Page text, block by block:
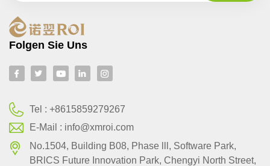
Folgen Sie Uns
Tel :+8615859279267
E-Mail : info@xmroi.com
No.1504, Building B08, Phase lll, Software Park,
BRlCS Future Innovation Park, Chengyi North Street,